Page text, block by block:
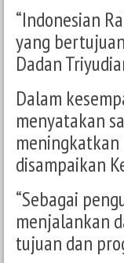
“Indonesian
yang
Dadan
Dalam
menyatakan
disampaikan
“Sebagai
menjalankan
tujuan dan